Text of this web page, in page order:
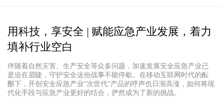
用科技，享安全 | 赋能应急产业发展，着力
填补行业空白
伴随着自然灾害、生产安全等众多问题，加速发展安全应急产业已
是迫在眉睫，守护安全这份战事不能停歇。在移动互联网时代的酝
酿下，开创安全应急产业“次世代”产品的呼声也日渐高涨，如何将现
代化手段与应急产业更好的结合，俨然成为了新的挑战。